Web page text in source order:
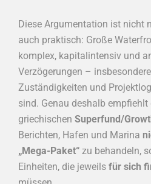
Diese Argumentation ist nicht
auch praktisch: Große
komplex, kapitalintensiv und
Verzögerungen –
Zuständigkeiten und
sind. Genau deshalb empfiehlt
griechischen Superfund/
Berichten, Hafen und Marina
„Mega-Paket“ zu behandeln,
Einheiten, die jeweils für sich